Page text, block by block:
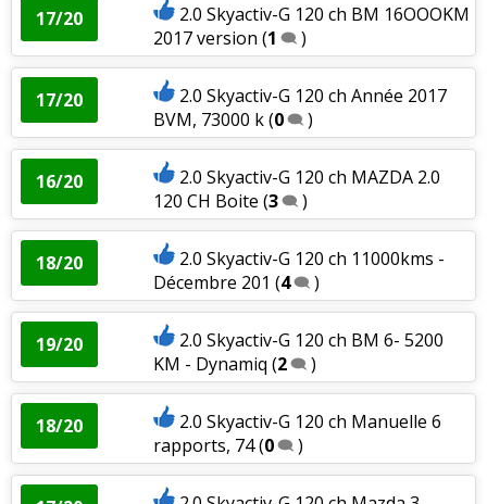
17/20
2.0 Skyactiv-G 120 ch BM 16OOOKM
2017 version (1 )
17/20
2.0 Skyactiv-G 120 ch Année 2017
BVM, 73000 k(0 )
16/20
2.0 Skyactiv-G 120 ch MAZDA 2.0
120 CH Boite (3 )
18/20
2.0 Skyactiv-G 120 ch 11000kms -
Décembre 201 (4 )
19/20
2.0 Skyactiv-G 120 ch BM 6- 5200
KM - Dynamiq (2 )
18/20
2.0 Skyactiv-G 120 ch Manuelle 6
rapports, 74(0 )